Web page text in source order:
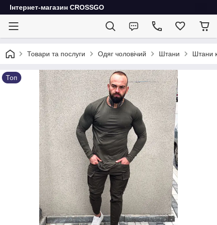
Інтернет-магазин CROSSGO
Товари та послуги Одяг чоловічий Штани Штани
Топ